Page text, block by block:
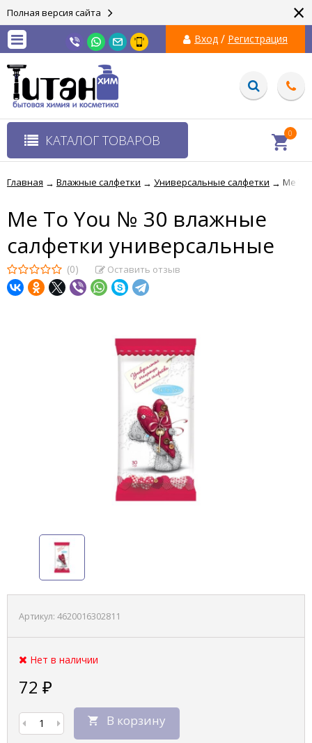
Полная версия сайта ×
Вход / Регистрация
КАТАЛОГ ТОВАРОВ 0
Главная → Влажные салфетки → Универсальные салфетки → Me
Me To You № 30 влажные
салфетки универсальные
(0) Оставить отзыв
Артикул: 4620016302811
Нет в наличии
72 ₽
В корзину